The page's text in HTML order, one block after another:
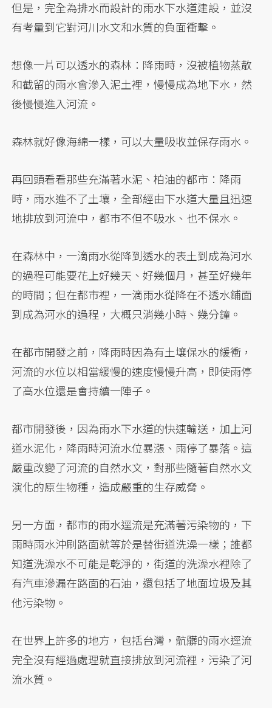
但是，完全為排水而設計的雨水下水道建設，並沒
有考量到它對河川水文和水質的負面衝擊。
想像一片可以透水的森林：降雨時，沒被植物蒸散
和截留的雨水會滲入泥土裡，慢慢成為地下水，然
後慢慢進入河流。
森林就好像海綿一樣，可以大量吸收並保存雨水。
再回頭看看那些充滿著水泥、柏油的都市：降雨
時，雨水進不了土壤，全部經由下水道大量且迅速
地排放到河流中，都市不但不吸水、也不保水。
在森林中，一滴雨水從降到透水的表土到成為河水
的過程可能要花上好幾天、好幾個月，甚至好幾年
的時間；但在都市裡，一滴雨水從降在不透水鋪面
到成為河水的過程，大概只消幾小時、幾分鐘。
在都市開發之前，降雨時因為有土壤保水的緩衝，
河流的水位以相當緩慢的速度慢慢升高，即使雨停
了高水位還是會持續一陣子。
都市開發後，因為雨水下水道的快速輸送，加上河
道水泥化，降雨時河流水位暴漲、雨停了暴落。這
嚴重改變了河流的自然水文，對那些隨著自然水文
演化的原生物種，造成嚴重的生存威脅。
另一方面，都市的雨水逕流是充滿著污染物的，下
雨時雨水沖刷路面就等於是替街道洗澡一樣；誰都
知道洗澡水不可能是乾淨的，街道的洗澡水裡除了
有汽車滲漏在路面的石油，還包括了地面垃圾及其
他污染物。
在世界上許多的地方，包括台灣，骯髒的雨水逕流
完全沒有經過處理就直接排放到河流裡，污染了河
流水質。